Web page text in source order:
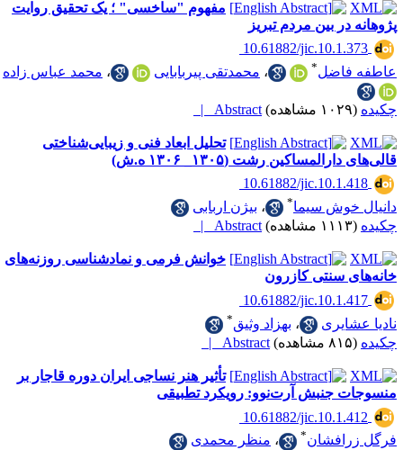
مفهوم "ساخسی" ؛ یک تحقیق روایت
بین مردم تبریز
10.61882/
* ،محمدتقی پیربابایی ،محمد عباس زاده
Abstract |
تحلیل ابعاد فنی و زیبایی‌شناختی
رشت (۱۳۰۵_ ۱۳۰۶ ه.ش)
10.61882/
سیما
،بیژن اربابی
Abstract |
خوانش فرمی و نمادشناسی روزنه‌های
سنتی کازرون
10.61882/
،بهزاد وثیق
Abstract |
تأثیر هنر نساجی ایران دوره قاجار بر
جنبش آرت‌نوو: رویکرد تطبیقی
10.61882/
* ،منظر محمدی